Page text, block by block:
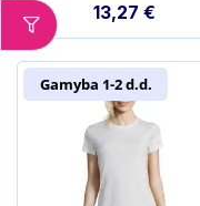
13,27 €
Gamyba 1-2 d.d.